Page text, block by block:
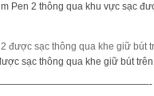
Pen 2 thông qua khu vực sạc
sạc thông qua khe giữ bút